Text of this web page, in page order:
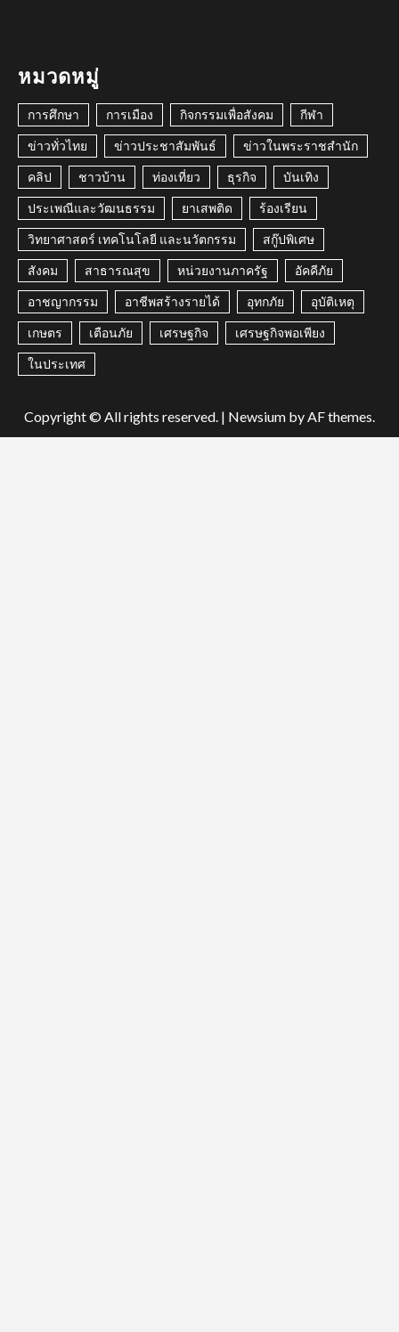
หมวดหมู่
การศึกษา การเมือง กิจกรรมเพื่อสังคม กีฬา
ข่าวทั่วไทย ข่าวประชาสัมพันธ์ ข่าวในพระราชสำนัก
คลิป ชาวบ้าน ท่องเที่ยว ธุรกิจ บันเทิง
ประเพณีและวัฒนธรรม ยาเสพติด ร้องเรียน
วิทยาศาสตร์ เทคโนโลยี และนวัตกรรม สกู๊ปพิเศษ
สังคม สาธารณสุข หน่วยงานภาครัฐ อัคคีภัย
อาชญากรรม อาชีพสร้างรายได้ อุทกภัย อุบัติเหตุ
เกษตร เตือนภัย เศรษฐกิจ เศรษฐกิจพอเพียง
ในประเทศ
Copyright © All rights reserved. | Newsium by AF themes.